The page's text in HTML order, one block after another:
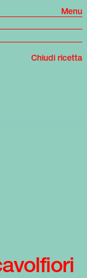
Menu
Chiudi ricetta